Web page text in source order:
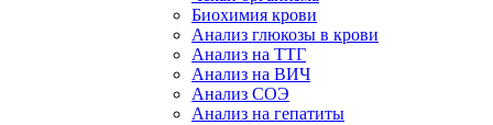
Биохимия крови
Анализ глюкозы в крови
Анализ на ТТГ
Анализ на ВИЧ
Анализ СОЭ
Анализ на гепатиты